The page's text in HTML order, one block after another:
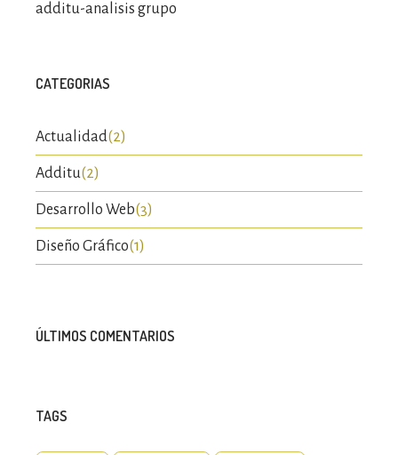
additu-analisis grupo
CATEGORIAS
Actualidad(2)
Additu(2)
Desarrollo Web(3)
Diseño Gráfico(1)
ÚLTIMOS COMENTARIOS
TAGS